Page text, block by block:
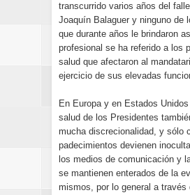
transcurrido varios años del
Joaquín Balaguer y ninguno de
que durante años le brindaron
profesional se ha referido a los
salud que afectaron al
ejercicio de sus elevadas
En Europa y en Estados
salud de los Presidentes
mucha discrecionalidad, y sólo
padecimientos devienen
los medios de comunicación y
se mantienen enterados de la
mismos, por lo general a través